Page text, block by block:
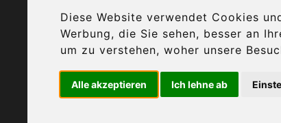
Diese Website verwendet Cookies
Werbung, die Sie sehen, besser an
um zu verstehen, woher unsere
Alle akzeptieren Ich lehne ab